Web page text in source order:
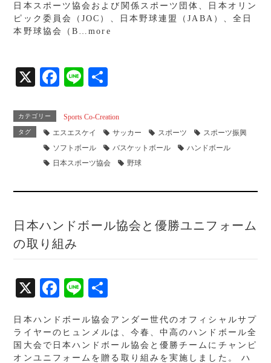
ok
日本スポーツ協会および関係スポーツ団体、日本オリン
ピック委員会（JOC）、日本野球連盟（JABA）、全日
本野球協会（B…more
X
Fa
bo
ok
Li
カテゴリー Sports Co-Creation
タグ エスエスケイ サッカー スポーツ
スポーツ振興
ソフトボール
バスケットボール
ハンドボール
日本スポーツ協会
野球
日本ハンドボール協会と優勝ユニフォーム
の取り組み
X
Fa
bo
ok
Li
日本ハンドボール協会アンダー世代のオフィシャルサプ
ライヤーのヒュンメルは、今春、中高のハンドボール全
国大会で日本ハンドボール協会と優勝チームにチャンピ
オンユニフォームを贈る取り組みを実施しました。 ハ